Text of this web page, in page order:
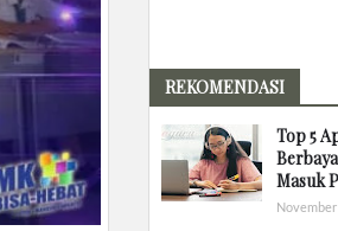
REKOMENDASI
Top 5
Masuk